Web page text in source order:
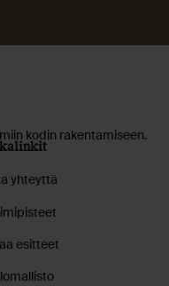
kodin rakentamiseen.
yhteyttä
esitteet